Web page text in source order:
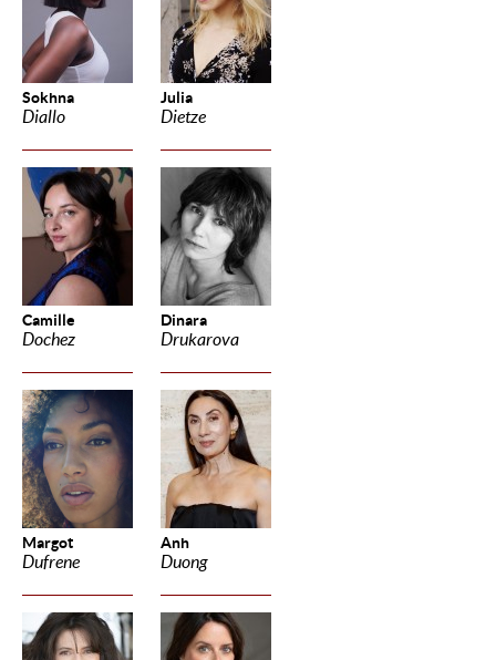
Sokhna
Diallo
Julia
Dietze
Camille
Dochez
Dinara
Drukarova
Margot
Dufrene
Anh
Duong